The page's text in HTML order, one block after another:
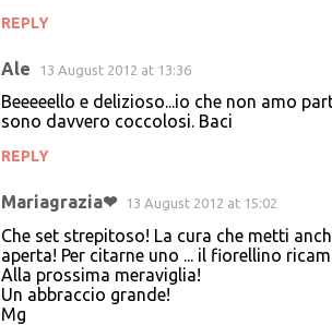
REPLY
Ale 13 August 2012 at 13:36
Beeeeello e delizioso...io che non amo
sono davvero coccolosi. Baci
REPLY
Mariagrazia❤ 13 August 2012 at 15:02
Che set strepitoso! La cura che metti
aperta! Per citarne uno ... il fiorellino
Alla prossima meraviglia!
Un abbraccio grande!
Mg